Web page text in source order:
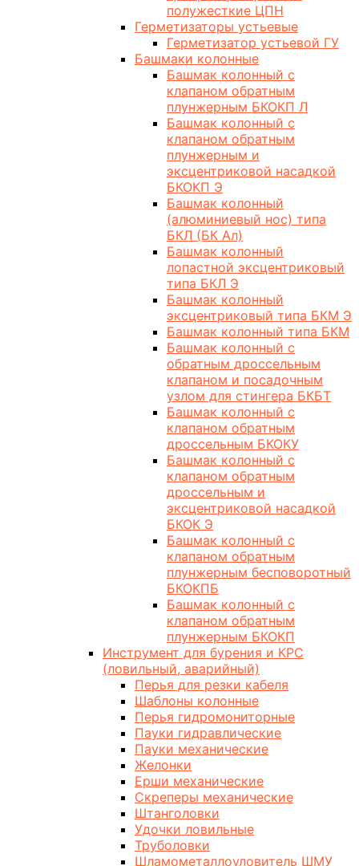
полужесткие ЦПН
Герметизаторы устьевые
Герметизатор устьевой ГУ
Башмаки колонные
Башмак колонный с
клапаном обратным
плунжерным БКОКП Л
Башмак колонный с
клапаном обратным
плунжерным и
эксцентриковой насадкой
БКОКП Э
Башмак колонный
(алюминиевый нос) типа
БКЛ (БК Ал)
Башмак колонный
лопастной эксцентриковый
типа БКЛ Э
Башмак колонный
эксцентриковый типа БКМ Э
Башмак колонный типа БКМ
Башмак колонный с
обратным дроссельным
клапаном и посадочным
узлом для стингера БКБТ
Башмак колонный с
клапаном обратным
дроссельным БКОКУ
Башмак колонный с
клапаном обратным
дроссельным и
эксцентриковой насадкой
БКОК Э
Башмак колонный с
клапаном обратным
плунжерным бесповоротный
БКОКПБ
Башмак колонный с
клапаном обратным
плунжерным БКОКП
Инструмент для бурения и КРС
(ловильный, аварийный)
Перья для резки кабеля
Шаблоны колонные
Перья гидромониторные
Пауки гидравлические
Пауки механические
Желонки
Ерши механические
Скреперы механические
Штанголовки
Удочки ловильные
Труболовки
Шламометаллоуловитель ШМУ